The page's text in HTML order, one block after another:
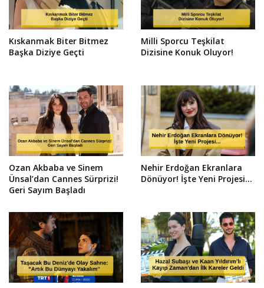
Kıskanmak Biter Bitmez
Başka Diziye Geçti
Milli Sporcu Teşkilat
Dizisine Konuk Oluyor!
Ozan Akbaba ve Sinem
Ünsal’dan Cannes Sürprizi!
Geri Sayım Başladı
Nehir Erdoğan Ekranlara
Dönüyor! İşte Yeni Projesi...